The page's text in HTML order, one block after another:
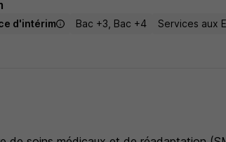
d'intérim Bac +3, Bac +4 Services aux